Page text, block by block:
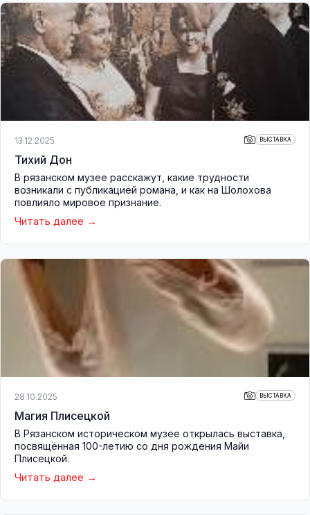
13.12.2025 ВЫСТАВКА
Тихий Дон
В рязанском музее расскажут, какие трудности
возникали с публикацией романа, и как на Шолохова
повлияло мировое признание.
Читать далее
28.10.2025 ВЫСТАВКА
Магия Плисецкой
В Рязанском историческом музее открылась выставка,
посвящённая 100-летию со дня рождения Майи
Плисецкой.
Читать далее